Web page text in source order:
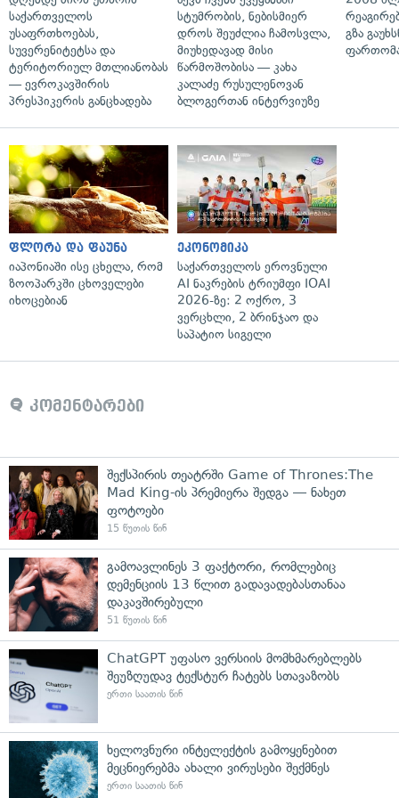
საქართველოს
უსაფრთხოებას,
სუვერენიტეტსა და
ტერიტორიულ მთლიანობას
— ევროკავშირის
პრესპიკერის განცხადება
სტუმრობის, ნებისმიერ
დროს შეუძლია ჩამოსვლა,
მიუხედავად მისი
წარმოშობისა — კახა
კალაძე რუსულენოვან
ბლოგერთან ინტერვიუზე
გზა
ფლორა და ფაუნა
იაპონიაში ისე ცხელა, რომ
ზოოპარკში ცხოველები
იხოცებიან
ეკონომიკა
საქართველოს ეროვნული
AI ნაკრების ტრიუმფი IOAI
2026-ზე: 2 ოქრო, 3
ვერცხლი, 2 ბრინჯაო და
საპატიო სიგელი
კომენტარები
შექსპირის თეატრში Game of Thrones:The
Mad King-ის პრემიერა შედგა — ნახეთ
ფოტოები
15 წუთის წინ
გამოავლინეს 3 ფაქტორი, რომლებიც
დემენციის 13 წლით გადავადებასთანაა
დაკავშირებული
51 წუთის წინ
ChatGPT უფასო ვერსიის მომხმარებლებს
შეუზღუდავ ტექსტურ ჩატებს სთავაზობს
ერთი საათის წინ
ხელოვნური ინტელექტის გამოყენებით
მეცნიერებმა ახალი ვირუსები შექმნეს
ერთი საათის წინ